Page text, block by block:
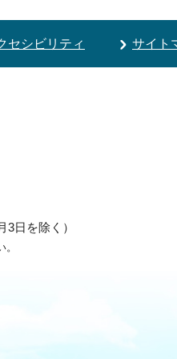
セシビリティ サイト
日を除く）